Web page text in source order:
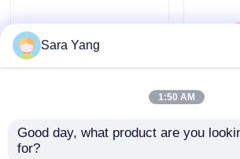
খবর
বুদ্বুদ মেইলিং ব্যাগ
কাস্টম কম্পোস্টেবল মধুচক্র
Sara Yang
1:50 AM
Good day, what product are you
for?